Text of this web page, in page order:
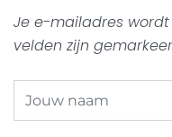
Je e-mailadres
velden zijn